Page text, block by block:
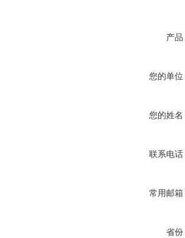
产品
您的单位
您的姓名
联系电话
常用邮箱
省份